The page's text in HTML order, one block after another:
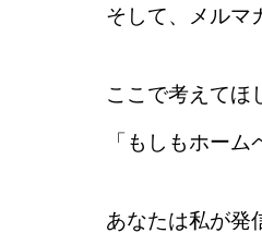
そして、メルマ
ここで考えてほ
「もしもホー
あなたは私が発